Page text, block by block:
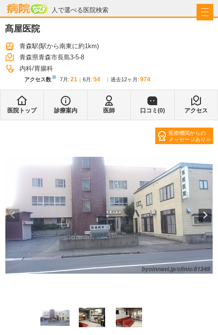
人で選べる医院検索
病院なび
髙屋医院
青森駅(駅から南東に約1km)
青森県青森市長島3-5-8
内科 胃腸科
アクセス数※ 7月 : 21 6月 : 54 過去12ヶ月: 974
医院トップ 診療案内 医師 口コミ(0) アクセス
医療機関からの
メッセージあり